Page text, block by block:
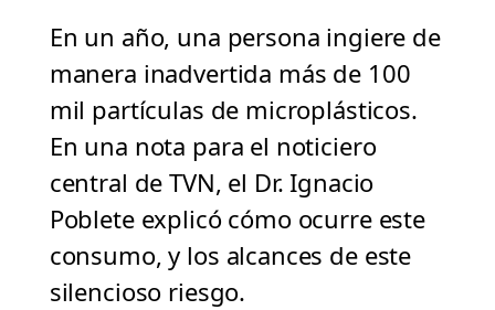
En un año, una persona ingiere de
manera inadvertida más de 100
mil partículas de microplásticos.
En una nota para el noticiero
central de TVN, el Dr. Ignacio
Poblete explicó cómo ocurre este
consumo, y los alcances de este
silencioso riesgo.